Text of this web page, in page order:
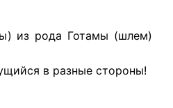
из рода Готамы (шлем)
в разные стороны!